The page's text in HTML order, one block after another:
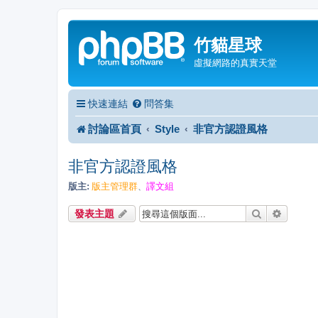
竹貓星球
虛擬網路的真實天堂
快速連結 問答集
討論區首頁 Style 非官方認證風格
非官方認證風格
版主: 版主管理群 譯文組
發表主題 搜尋